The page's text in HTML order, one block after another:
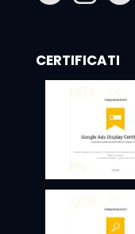
CERTIFICATI